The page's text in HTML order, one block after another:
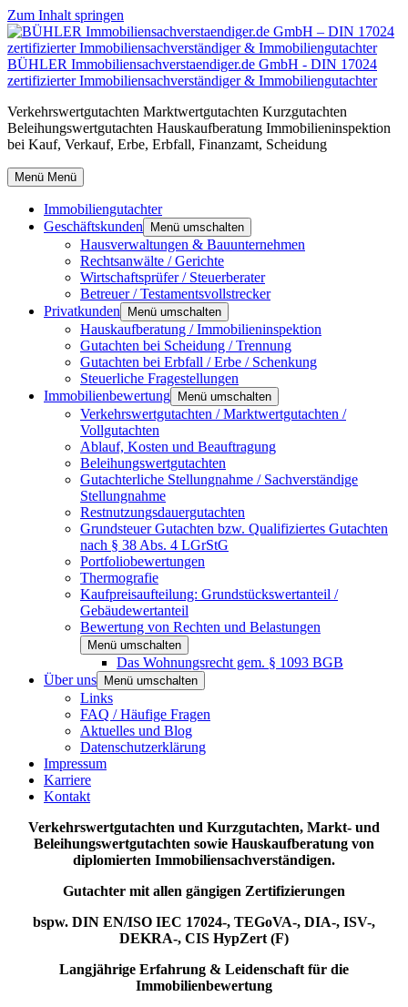
Zum Inhalt springen
BÜHLER Immobiliensachverstaendiger.de GmbH - DIN 17024
zertifizierter Immobiliensachverständiger & Immobiliengutachter
Verkehrswertgutachten Marktwertgutachten Kurzgutachten
Beleihungswertgutachten Hauskaufberatung Immobilieninspektion
bei Kauf, Verkauf, Erbe, Erbfall, Finanzamt, Scheidung
Menü Menü
Immobiliengutachter
Geschäftskunden
Menü umschalten
Hausverwaltungen & Bauunternehmen
Rechtsanwälte / Gerichte
Wirtschaftsprüfer / Steuerberater
Betreuer / Testamentsvollstrecker
Privatkunden
Menü umschalten
Hauskaufberatung / Immobilieninspektion
Gutachten bei Scheidung / Trennung
Gutachten bei Erbfall / Erbe / Schenkung
Steuerliche Fragestellungen
Immobilienbewertung
Menü umschalten
Verkehrswertgutachten / Marktwertgutachten /
Vollgutachten
Ablauf, Kosten und Beauftragung
Beleihungswertgutachten
Gutachterliche Stellungnahme / Sachverständige
Stellungnahme
Restnutzungsdauergutachten
Grundsteuer Gutachten bzw. Qualifiziertes Gutachten
nach § 38 Abs. 4 LGrStG
Portfoliobewertungen
Thermografie
Kaufpreisaufteilung: Grundstückswertanteil /
Gebäudewertanteil
Bewertung von Rechten und Belastungen
Menü umschalten
Das Wohnungsrecht gem. § 1093 BGB
Über uns
Menü umschalten
Links
FAQ / Häufige Fragen
Aktuelles und Blog
Datenschutzerklärung
Impressum
Karriere
Kontakt
Verkehrswertgutachten und Kurzgutachten, Markt- und
Beleihungswertgutachten sowie Hauskaufberatung von
diplomierten Immobiliensachverständigen.
Gutachter mit allen gängigen Zertifizierungen
bspw. DIN EN/ISO IEC 17024-, TEGoVA-, DIA-, ISV-,
DEKRA-, CIS HypZert (F)
Langjährige Erfahrung & Leidenschaft für die
Immobilienbewertung